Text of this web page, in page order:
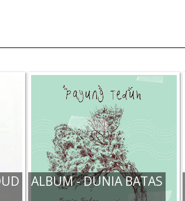
ALBUM - DUNIA BATAS